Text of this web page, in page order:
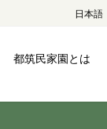
日本語
都筑民家園とは